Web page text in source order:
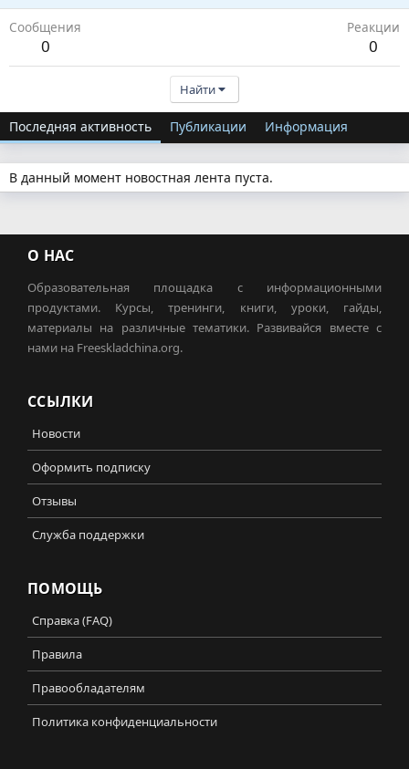
Сообщения
0
Реакции
0
Найти
Последняя активность Публикации Информация
В данный момент новостная лента пуста.
О НАС
Образовательная площадка с информационными
продуктами. Курсы, тренинги, книги, уроки, гайды,
материалы на различные тематики. Развивайся вместе с
нами на Freeskladchina.org.
ССЫЛКИ
Новости
Оформить подписку
Отзывы
Служба поддержки
ПОМОЩЬ
Справка (FAQ)
Правила
Правообладателям
Политика конфиденциальности